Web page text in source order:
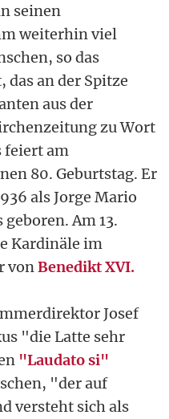
seinen
weiterhin viel
so das
an der Spitze
aus der
zu Wort
feiert am
80. Geburtstag. Er
als Jorge Mario
Am 13.
Kardinäle im
vonBenedikt XVI.
Josef
"die Latte sehr
"Laudato si"
"der auf
versteht sich als